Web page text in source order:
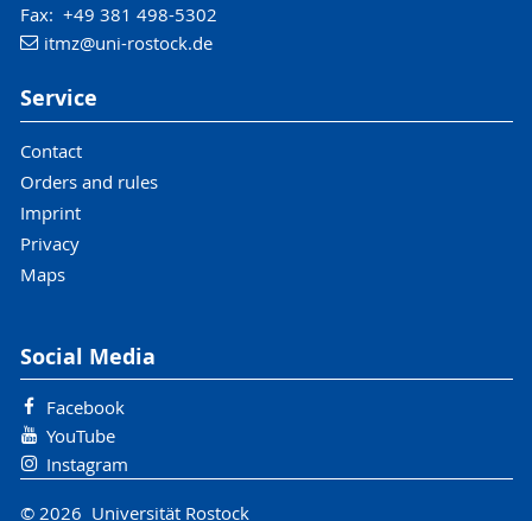
Fax: +49 381 498-5302
itmz@uni-rostock.de
Service
Contact
Orders and rules
Imprint
Privacy
Maps
Social Media
Facebook
YouTube
Instagram
© 2026 Universität Rostock